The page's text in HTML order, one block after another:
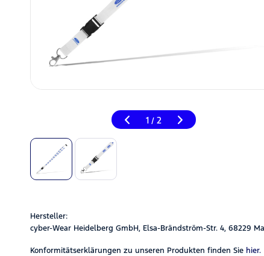
1 / 2
Hersteller:
cyber-Wear Heidelberg GmbH, Elsa-Brändström-Str. 4, 68229
Konformitätserklärungen zu unseren Produkten finden Sie hier.